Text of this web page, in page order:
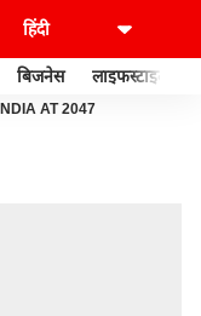
बिजनेस लाइफस्टाइल
INDIA AT 2047